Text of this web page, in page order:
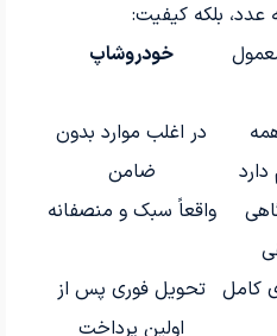
عدد، بلکه کیفیت‌:
خودروشاپ
در اغلب موارد بدون
ضامن
واقعاً سبک و منصفانه
کامل تحویل فوری پس از
اولین پرداخت